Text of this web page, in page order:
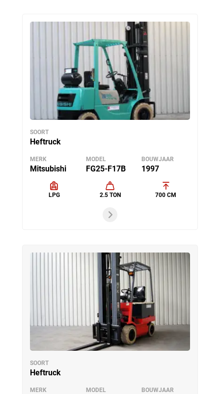
SOORT
Heftruck
MERK
Mitsubishi
MODEL
FG25-F17B
BOUWJAAR
1997
LPG 2.5 TON 700 CM
SOORT
Heftruck
MERK MODEL BOUWJAAR